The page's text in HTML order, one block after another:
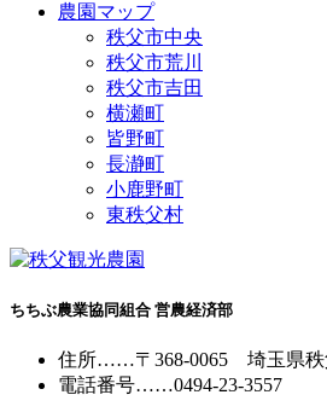
農園マップ
秩父市中央
秩父市荒川
秩父市吉田
横瀬町
皆野町
長瀞町
小鹿野町
東秩父村
ちちぶ農業協同組合 営農経済部
住所……〒368-0065 埼玉県秩
電話番号……0494-23-3557